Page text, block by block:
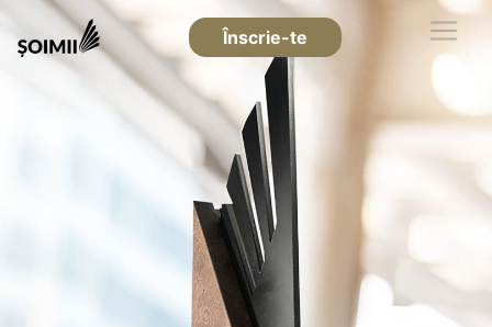
Înscrie-te